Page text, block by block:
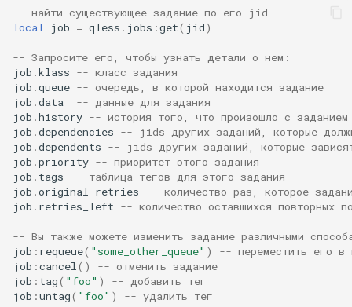
substitutions
sxg
sysguard
teslagov-jwt
testcookie
trim
ts
-- найти существующее задание по его jid
local
job = qless . jobs :get( jid)
-- Запросите его, чтобы узнать детали о нем:
job .klass -- класс задания
job .queue -- очередь, в которой находится задание
job .data
-- данные для задания
job .history -- история того, что произошло с
job .dependencies -- jids других заданий, которые
job .dependents -- jids других заданий, которые
job .priority -- приоритет этого задания
job . tags -- таблица тегов для этого задания
job .original_retries -- количество раз, которое
job . retries_left -- количество оставшихся повторных
-- Вы также можете изменить задание различными
job : requeue( "some_other_queue" )
-- переместить его в
job :cancel ()
-- отменить задание
job : tag( "foo" )
-- добавить тег
job :untag( "foo" ) -- удалить тег